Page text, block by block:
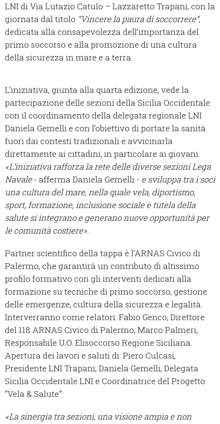
LNI di Via Lutazio Catulo – Lazzaretto Trapani, con la
giornata dal titolo “Vincere la paura di soccorrere”,
dedicata alla consapevolezza dell’importanza del
primo soccorso e alla promozione di una cultura
della sicurezza in mare e a terra.
L’iniziativa, giunta alla quarta edizione, vede la
partecipazione delle sezioni della Sicilia Occidentale
con il coordinamento della delegata regionale LNI
Daniela Gemelli e con l’obiettivo di portare la sanità
fuori dai contesti tradizionali e avvicinarla
direttamente ai cittadini, in particolare ai giovani.
«L’iniziativa rafforza la rete delle diverse sezioni Lega
Navale- afferma Daniela Gemelli - e sviluppa tra i soci
una cultura del mare, nella quale vela, diportismo,
sport, formazione, inclusione sociale e tutela della
salute si integrano e generano nuove opportunità per
le comunità costiere».
Partner scientifico della tappa è l’ARNAS Civico di
Palermo, che garantirà un contributo di altissimo
profilo formativo con gli interventi dedicati alla
formazione su tecniche di primo soccorso, gestione
delle emergenze, cultura della sicurezza e legalità.
Interverranno come relatori: Fabio Genco, Direttore
del 118 ARNAS Civico di Palermo; Marco Palmeri,
Responsabile U.O. Elisoccorso Regione Siciliana.
Apertura dei lavori e saluti di: Piero Culcasi,
Presidente LNI Trapani; Daniela Gemelli, Delegata
Sicilia Occidentale LNI e Coordinatrice del Progetto
“Vela & Salute”.
«La sinergia tra sezioni, una visione ampia e non